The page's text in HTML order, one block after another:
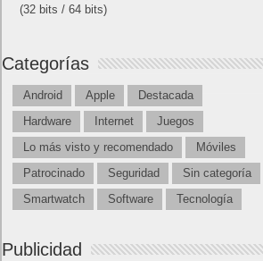
(32 bits / 64 bits)
Categorías
Android Apple
Destacada
Hardware
Internet
Juegos
Lo más visto y recomendado
Móviles
Patrocinado
Seguridad
Sin categoría
Smartwatch
Software Tecnología
Publicidad